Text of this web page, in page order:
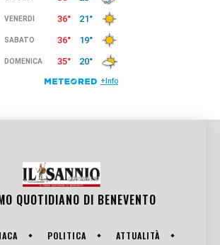
QUOTIDIANO DI BENEVENTO
POLITICA
ATTUALITÀ